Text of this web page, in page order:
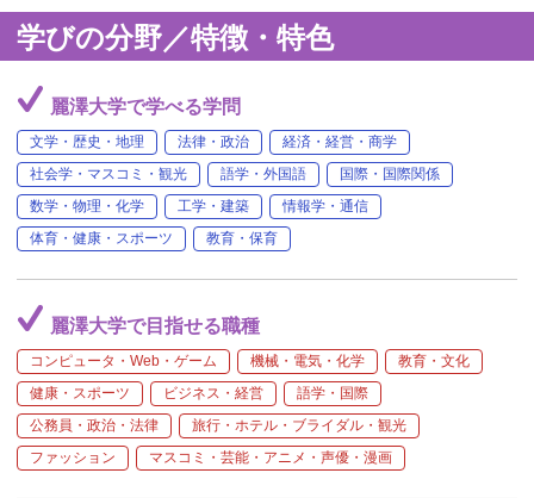
学びの分野／特徴・特色
麗澤大学で学べる学問
文学・歴史・地理 法律・政治
経済・経営・商学
社会学・マスコミ・観光
語学・外国語
国際・国際関係
数学・物理・化学
工学・建築
情報学・通信
体育・健康・スポーツ
教育・保育
麗澤大学で目指せる職種
コンピュータ・Web・ゲーム 機械・電気・化学
教育・文化
健康・スポーツ
ビジネス・経営
語学・国際
公務員・政治・法律
旅行・ホテル・ブライダル・観光
ファッション
マスコミ・芸能・アニメ・声優・漫画